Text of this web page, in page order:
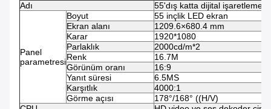
Adı 55'dış katta dijital işaretleme
Panel
parametresi
Boyut
55 inçlik LED ekran
Ekran alanı
1209.6×680.4 mm
Karar
1920*1080
Parlaklık
2000cd/m*2
Renk
16.7M
Görünüm oranı
16:9
Yanıt süresi
6.5MS
Karşıtlık
4000:1
Görme açısı
178°/168° ((H/V)